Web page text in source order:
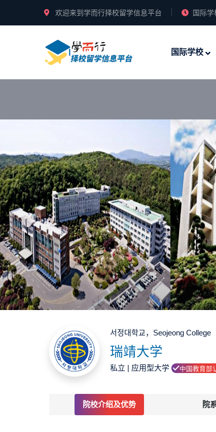
欢迎来到学而行择校留学信息平台 国际
国际学校
서정대학교，Seojeong College
瑞靖大学
私立 | 应用型大学 中国教育部
院校介绍及优势 院